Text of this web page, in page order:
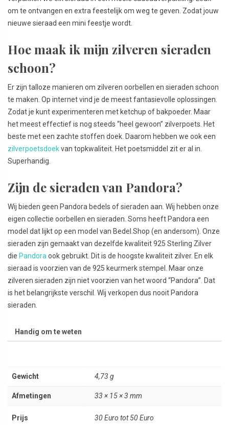
om te ontvangen en extra feestelijk om weg te geven. Zodat jouw
nieuwe sieraad een mini feestje wordt.
Hoe maak ik mijn zilveren sieraden
schoon?
Er zijn talloze manieren om zilveren oorbellen en sieraden schoon
te maken. Op internet vind je de meest fantasievolle oplossingen.
Zodat je kunt experimenteren met ketchup of bakpoeder. Maar
het meest effectief is nog steeds “heel gewoon” zilverpoets. Het
beste met een zachte stoffen doek. Daarom hebben we ook een
zilverpoetsdoekvan topkwaliteit. Het poetsmiddel zit er al in.
Superhandig.
Zijn de sieraden van Pandora?
Wij bieden geen Pandora bedels of sieraden aan. Wij hebben onze
eigen collectie oorbellen en sieraden. Soms heeft Pandora een
model dat lijkt op een model van Bedel.Shop (en andersom). Onze
sieraden zijn gemaakt van dezelfde kwaliteit 925 Sterling Zilver
die Pandora ook gebruikt. Dit is de hoogste kwaliteit zilver. En elk
sieraad is voorzien van de 925 keurmerk stempel. Maar onze
zilveren sieraden zijn niet voorzien van het woord “Pandora”. Dat
is het belangrijkste verschil. Wij verkopen dus nooit Pandora
sieraden.
Handig om te weten
Gewicht 4,73 g
Afmetingen 33 × 15 × 3 mm
Prijs 30 Euro tot 50 Euro